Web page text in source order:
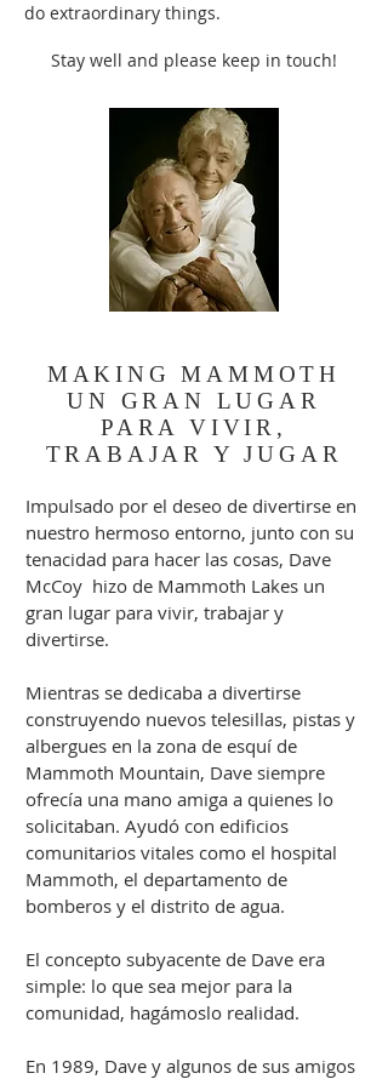
do extraordinary things.
Stay well and please keep in touch!
MAKING MAMMOTH
UN GRAN LUGAR
PARA VIVIR,
TRABAJAR Y JUGAR
Impulsado por el deseo de divertirse en
nuestro hermoso entorno, junto con su
tenacidad para hacer las cosas, Dave
McCoy hizo de Mammoth Lakes un
gran lugar para vivir, trabajar y
divertirse.
Mientras se dedicaba a divertirse
construyendo nuevos telesillas, pistas y
albergues en la zona de esquí de
Mammoth Mountain, Dave siempre
ofrecía una mano amiga a quienes lo
solicitaban. Ayudó con edificios
comunitarios vitales como el hospital
Mammoth, el departamento de
bomberos y el distrito de agua.
El concepto subyacente de Dave era
simple: lo que sea mejor para la
comunidad, hagámoslo realidad.
En 1989, Dave y algunos de sus amigos